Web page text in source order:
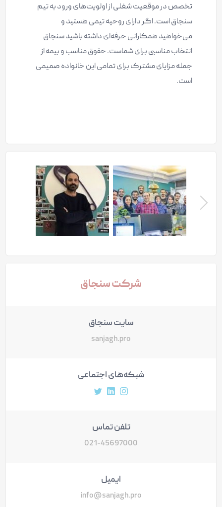
تخصص در موقعیت شغلی از اولویت‌های ورود به تیم
سنجاق است. اگر دارای روحیه تیمی هستید و
می‌خواهید همکارانی حرفه‌ای داشته باشید سنجاق
انتخاب مناسبی برای شماست. حقوق مناسب و بیمه از
جمله مزایای مشترک برای تمامی این خانواده صمیمی
است.
بعدی
شرکت سنجاق
سایت سنجاق
sanjagh.pro
شبکه‌های اجتماعی
آدرس پروفایل اینستاگرام
آدرس پروفایل لینکداین
آدرس پروفایل توییتر
تلفن تماس
021-45697000
ایمیل
info@sanjagh.pro